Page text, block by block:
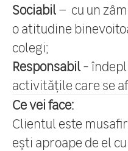
Sociabil– cu un
o atitudine
colegi;
Responsabil-
activitățile care se
Ce vei face:
Clientul este
ești aproape de el